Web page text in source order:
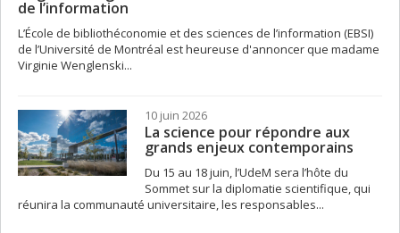
de l’information
L’École de bibliothéconomie et des sciences de l’information (EBSI)
de l’Université de Montréal est heureuse d'annoncer que madame
Virginie Wenglenski...
10 juin 2026
La science pour répondre aux
grands enjeux contemporains
Du 15 au 18 juin, l’UdeM sera l’hôte du
Sommet sur la diplomatie scientifique, qui
réunira la communauté universitaire, les responsables...